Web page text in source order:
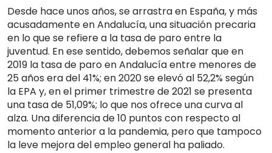
Desde hace unos años, se arrastra en España, y más
acusadamente en Andalucía, una situación precaria
en lo que se refiere a la tasa de paro entre la
juventud. En ese sentido, debemos señalar que en
2019 la tasa de paro en Andalucía entre menores de
25 años era del 41%; en 2020 se elevó al 52,2% según
la EPA y, en el primer trimestre de 2021 se presenta
una tasa de 51,09%; lo que nos ofrece una curva al
alza. Una diferencia de 10 puntos con respecto al
momento anterior a la pandemia, pero que tampoco
la leve mejora del empleo general ha paliado.